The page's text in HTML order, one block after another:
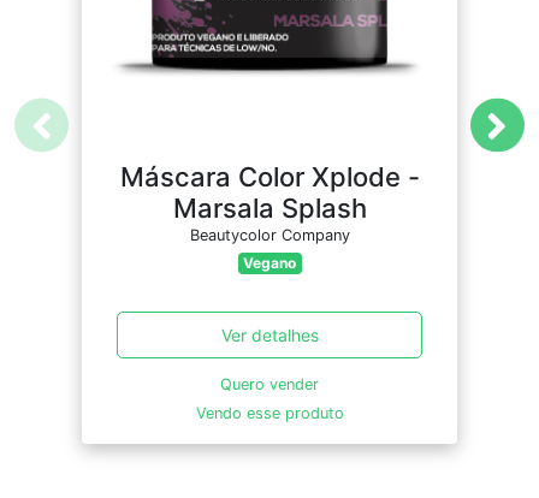
Máscara Color Xplode -
Marsala Splash
Beautycolor Company
Vegano
Ver detalhes
Quero vender
Vendo esse produto